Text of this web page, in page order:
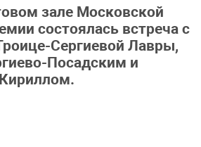
зале Московской
состоялась встреча с
Сергиевой Лавры,
Посадским и